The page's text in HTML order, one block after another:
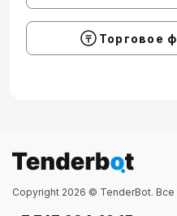
Торговое
Copyright 2026 © TenderBot.